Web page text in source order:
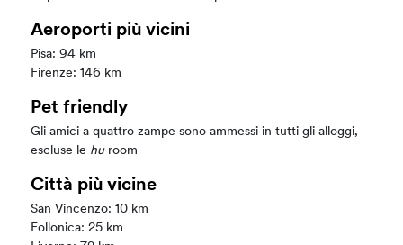
Aeroporti più vicini
Pisa: 94 km
Firenze: 146 km
Pet friendly
Gli amici a quattro zampe sono ammessi in tutti gli alloggi,
escluse le huroom
Città più vicine
San Vincenzo: 10 km
Follonica: 25 km